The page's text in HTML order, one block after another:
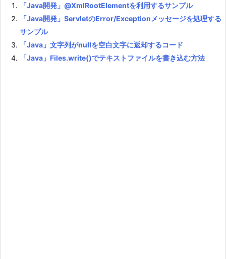
「Java開発」@XmlRootElementを利用するサンプル
「Java開発」ServletのError/Exceptionメッセージを処理する
サンプル
「Java」文字列がnullを空白文字に返却するコード
「Java」Files.write()でテキストファイルを書き込む方法